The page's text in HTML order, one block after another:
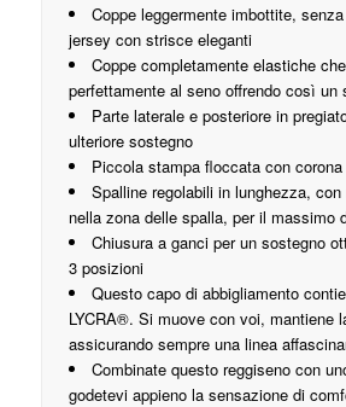
Coppe leggermente imbottite,
jersey con strisce eleganti
Coppe completamente elastiche
perfettamente al seno offrendo così un
Parte laterale e posteriore in
ulteriore sostegno
Piccola stampa floccata con
Spalline regolabili in lunghezza,
nella zona delle spalla, per il massimo
Chiusura a ganci per un sostegno
3 posizioni
Questo capo di abbigliamento
LYCRA®. Si muove con voi, mantiene
assicurando sempre una linea
Combinate questo reggiseno con
godetevi appieno la sensazione di